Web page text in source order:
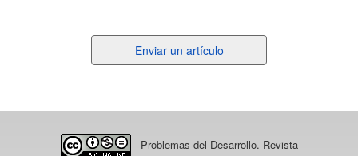
un
Enviar un artículo
Problemas del Desarrollo. Revista